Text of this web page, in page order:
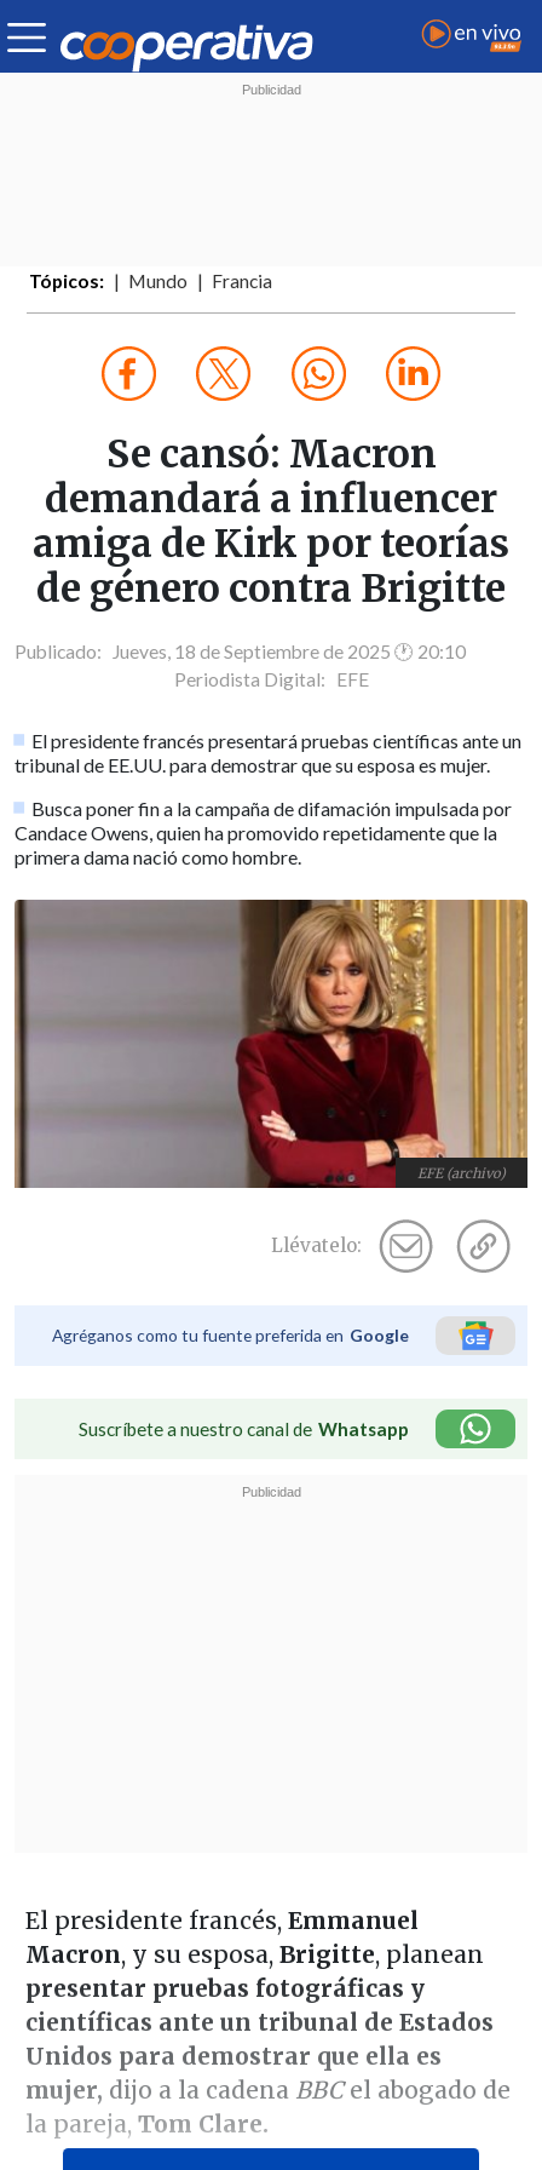
Tópicos: Mundo Francia
Se cansó: Macron
demandará a influencer
amiga de Kirk por teorías
de género contra Brigitte
Publicado: Jueves, 18 de Septiembre de 2025 🕐 20:10
Periodista Digital: EFE
El presidente francés presentará pruebas científicas ante un
tribunal de EE.UU. para demostrar que su esposa es mujer.
Busca poner fin a la campaña de difamación impulsada por
Candace Owens, quien ha promovido repetidamente que la
primera dama nació como hombre.
EFE (archivo)
Llévatelo:
Agréganos como tu fuente preferida en Google
Suscríbete a nuestro canal de Whatsapp
El presidente francés, Emmanuel
Macron, y su esposa, Brigitte, planean
presentar pruebas fotográficas y
científicas ante un tribunal de Estados
Unidos para demostrar que ella es
mujer, dijo a la cadena BBCel abogado de
la pareja, Tom Clare.